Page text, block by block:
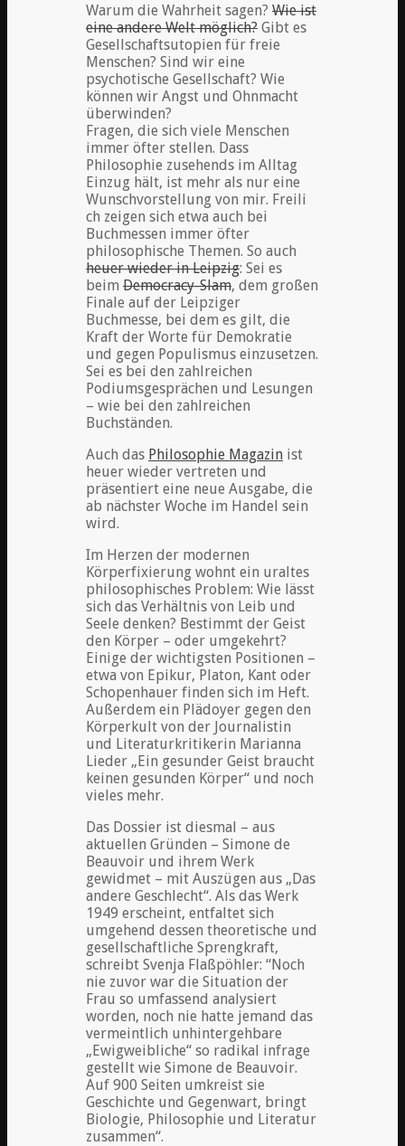
Warum die Wahrheit sagen? Wie ist
eine andere Welt möglich? Gibt es
Gesellschaftsutopien für freie
Menschen? Sind wir eine
psychotische Gesellschaft? Wie
können wir Angst und Ohnmacht
überwinden?
Fragen, die sich viele Menschen
immer öfter stellen. Dass
Philosophie zusehends im Alltag
Einzug hält, ist mehr als nur eine
Wunschvorstellung von mir. Freili
ch zeigen sich etwa auch bei
Buchmessen immer öfter
philosophische Themen. So auch
heuer wieder in Leipzig: Sei es
beim Democracy-Slam, dem großen
Finale auf der Leipziger
Buchmesse, bei dem es gilt, die
Kraft der Worte für Demokratie
und gegen Populismus einzusetzen.
Sei es bei den zahlreichen
Podiumsgesprächen und Lesungen
– wie bei den zahlreichen
Buchständen.
Auch das Philosophie Magazin ist
heuer wieder vertreten und
präsentiert eine neue Ausgabe, die
ab nächster Woche im Handel sein
wird.
Im Herzen der modernen
Körperfixierung wohnt ein uraltes
philosophisches Problem: Wie lässt
sich das Verhältnis von Leib und
Seele denken? Bestimmt der Geist
den Körper – oder umgekehrt?
Einige der wichtigsten Positionen –
etwa von Epikur, Platon, Kant oder
Schopenhauer finden sich im Heft.
Außerdem ein Plädoyer gegen den
Körperkult von der Journalistin
und Literaturkritikerin Marianna
Lieder „Ein gesunder Geist braucht
keinen gesunden Körper“ und noch
vieles mehr.
Das Dossier ist diesmal – aus
aktuellen Gründen – Simone de
Beauvoir und ihrem Werk
gewidmet – mit Auszügen aus „Das
andere Geschlecht“. Als das Werk
1949 erscheint, entfaltet sich
umgehend dessen theoretische und
gesellschaftliche Sprengkraft,
schreibt Svenja Flaßpöhler: “Noch
nie zuvor war die Situation der
Frau so umfassend analysiert
worden, noch nie hatte jemand das
vermeintlich unhintergehbare
„Ewigweibliche“ so radikal infrage
gestellt wie Simone de Beauvoir.
Auf 900 Seiten umkreist sie
Geschichte und Gegenwart, bringt
Biologie, Philosophie und Literatur
zusammen“.